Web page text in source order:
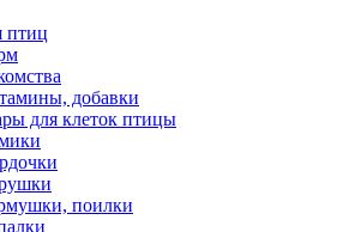
птиц
добавки
для клеток птицы
поилки